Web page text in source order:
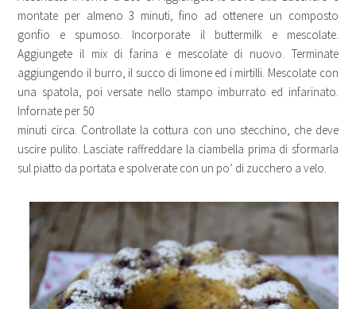
montate per almeno 3 minuti, fino ad ottenere un composto
gonfio e spumoso. Incorporate il buttermilk e mescolate.
Aggiungete il mix di farina e mescolate di nuovo. Terminate
aggiungendo il burro, il succo di limone ed i mirtilli. Mescolate con
una spatola, poi versate nello stampo imburrato ed infarinato.
Infornate per 50
minuti circa. Controllate la cottura con uno stecchino, che deve
uscire pulito. Lasciate raffreddare la ciambella prima di sformarla
sul piatto da portata e spolverate con un po’ di zucchero a velo.